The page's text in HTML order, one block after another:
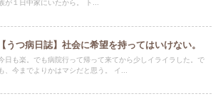
が１日中家にいたから。 ト...
【うつ病日誌】社会に希望を持ってはいけない。
日も楽。でも病院行って帰って来てから少しイライラした。で
も、今までよりかはマシだと思う。 イ...